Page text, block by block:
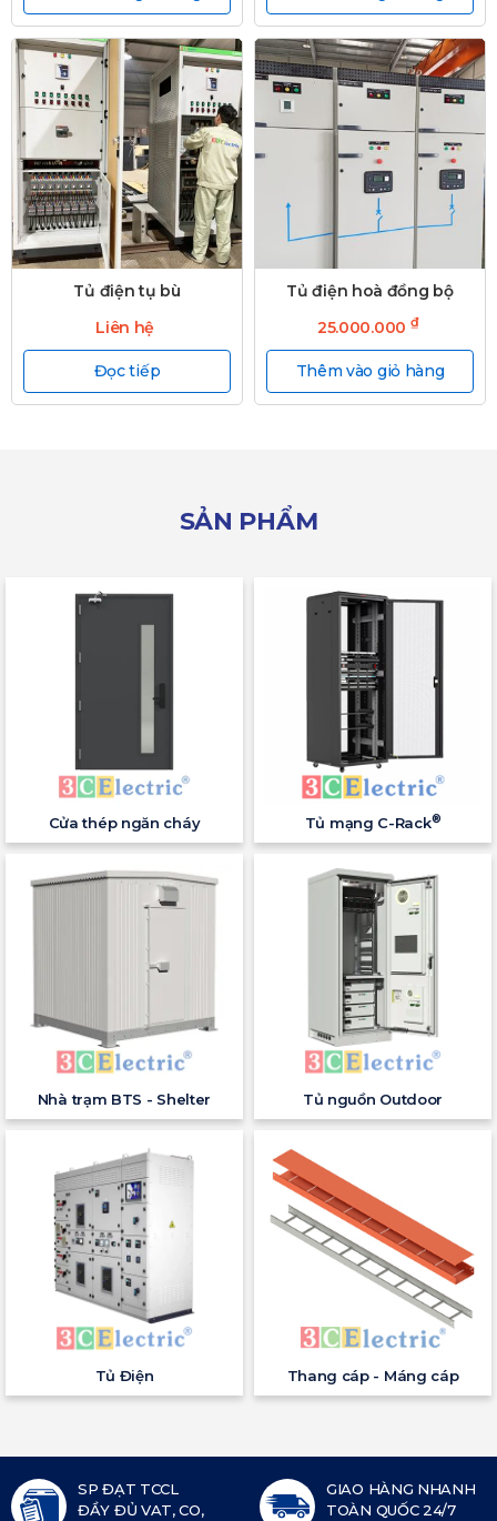
Tủ điện tụ bù
Liên hệ
Đọc tiếp
Tủ điện hoà đồng bộ
25.000.000 ₫
Thêm vào giỏ hàng
SẢN PHẨM
Cửa thép ngăn cháy Tủ mạng C-Rack®
Nhà trạm BTS - Shelter Tủ nguồn Outdoor
Tủ Điện Thang cáp - Máng cáp
SP ĐẠT TCCL
ĐẦY ĐỦ VAT, CO,
GIAO HÀNG NHANH
TOÀN QUỐC 24/7